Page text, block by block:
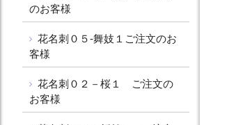
のお客様
花名刺０５-舞妓１ご注文のお
客様
花名刺０２－桜１ ご注文の
お客様